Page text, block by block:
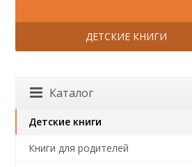
ДЕТСКИЕ КНИГИ
Каталог
Детские книги
Книги для родителей